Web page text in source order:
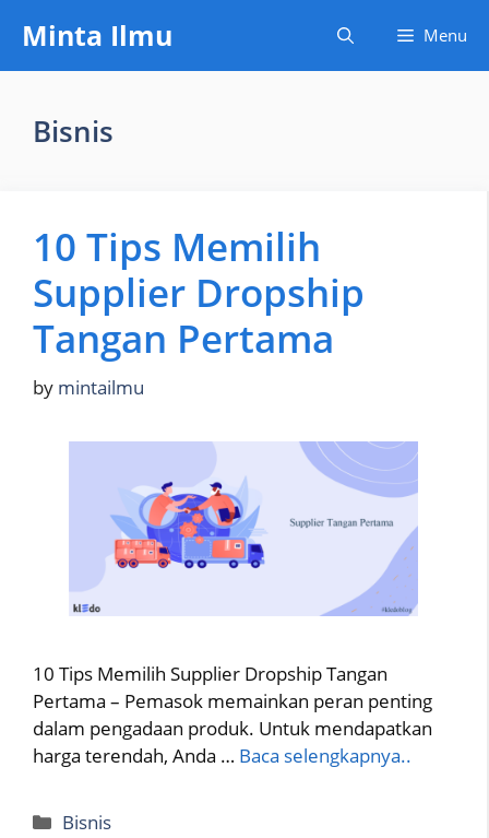
content
Minta Ilmu Menu
Bisnis
10 Tips Memilih
Supplier Dropship
Tangan Pertama
by mintailmu
10 Tips Memilih Supplier Dropship Tangan
Pertama – Pemasok memainkan peran penting
dalam pengadaan produk. Untuk mendapatkan
harga terendah, Anda … Baca selengkapnya..
Categories
Bisnis